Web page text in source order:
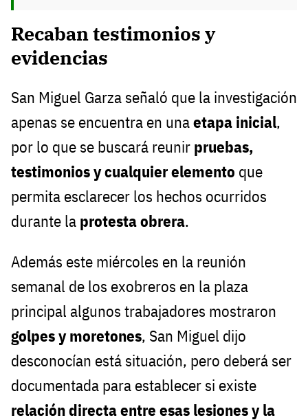
Recaban testimonios y
evidencias
San Miguel Garza señaló que la investigación
apenas se encuentra en unaetapa inicial,
por lo que se buscará reunir pruebas,
testimonios y cualquier elemento que
permita esclarecer los hechos ocurridos
durante la protesta obrera.
Además este miércoles en la reunión
semanal de los exobreros en la plaza
principal algunos trabajadores mostraron
golpes y moretones, San Miguel dijo
desconocían está situación, pero deberá ser
documentada para establecer si existe
relación directa entre esas lesiones y la